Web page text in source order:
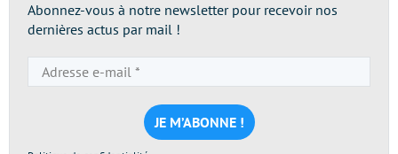
Abonnez-vous à notre newsletter pour recevoir nos
dernières actus par mail !
e-
mail
*